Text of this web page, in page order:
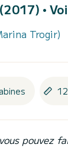
•
Trogir)
pouvez